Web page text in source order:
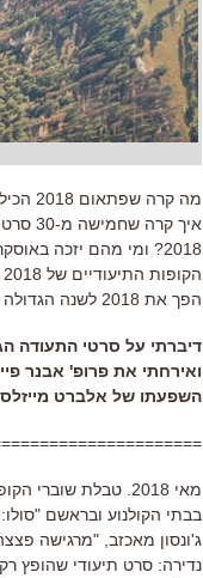
מה
איך
הפך את 2018 לשנה הגדולה של סרטי התעודה.
דיברתי על סרטי התעודה
ואירחתי את פרופ' אבנר
השפעתו של אלברט מייזלס
מאי 2018 טבלת שוברי
בבתי הקולנוע ובראשם "סולו:
ג'ונסון מאכזב , "מרגישה
נדירה: סרט תיעודי שהופץ